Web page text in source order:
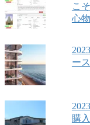
こ
心
ー
購